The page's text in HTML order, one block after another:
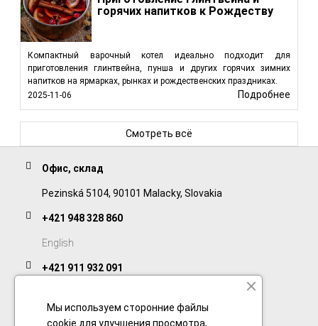
горячих напитков к Рождеству
Компактный варочный котел идеально подходит для
приготовления глинтвейна, пунша и других горячих зимних
напитков на ярмарках, рынках и рождественских праздниках.
2025-11-06
Подробнее
Смотреть всё
Офис, склад
Pezinská 5104, 90101 Malacky, Slovakia
+421 948 328 860
English
+421 911 932 091
Мы используем сторонние файлы
cookie для улучшения просмотра,